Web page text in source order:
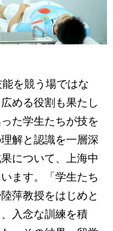
を競う場ではな
める役割も果たし
た学生たちが技を
解と認識を一層深
について、上海中
ます。「学生たち
萍教授をはじめと
入念な訓練を積